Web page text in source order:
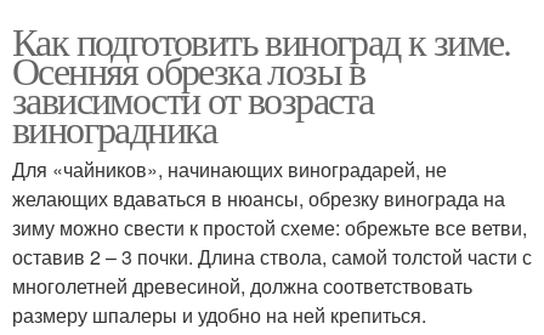
Как подготовить виноград к зиме.
Осенняя обрезка лозы в
зависимости от возраста
виноградника
Для «чайников», начинающих виноградарей, не
желающих вдаваться в нюансы, обрезку винограда на
зиму можно свести к простой схеме: обрежьте все ветви,
оставив 2 – 3 почки. Длина ствола, самой толстой части с
многолетней древесиной, должна соответствовать
размеру шпалеры и удобно на ней крепиться.